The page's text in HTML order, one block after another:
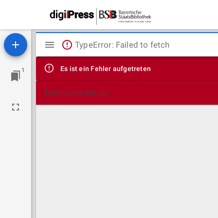
1
Mirador
Viewer
TypeError: Failed to fetch
Es ist ein Fehler aufgetreten
Technische Details